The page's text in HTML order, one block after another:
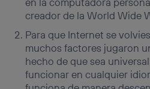
creador de la World Wide
Para que Internet se
muchos factores jugaron
hecho de que sea
funcionar en cualquier
identificador. Típicamente:
el marketing o análisis se
actividades de navegación
que hayan dado su
Si utilizasdatos móviles, el